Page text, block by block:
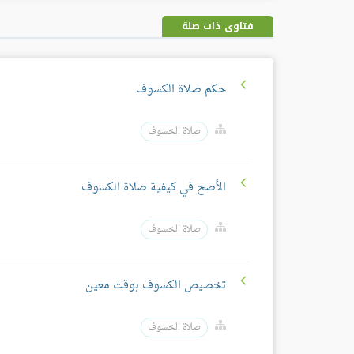
فتاوى ذات صلة
حكم صلاة الكسوف
صلاة الخسوف
الأصح في كيفية صلاة الكسوف
صلاة الخسوف
تخصيص الكسوف بوقت معين
صلاة الخسوف